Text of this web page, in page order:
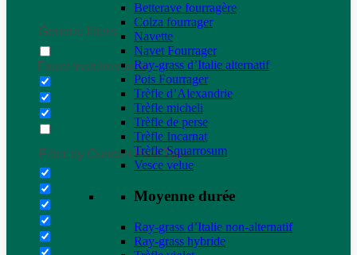
Generic filters
Exact matches only
Filter by Custom Post Type
Betterave fourragère
Colza fourrager
Navette
Navet Fourrager
Ray-grass d’Italie alternatif
Pois Fourrager
Trèfle d’Alexandrie
Trèfle micheli
Trèfle de perse
Trèfle Incarnat
Trèfle Squarrosum
Vesce velue
Moyenne durée
Ray-grass d’Italie non-alternatif
Ray-grass hybride